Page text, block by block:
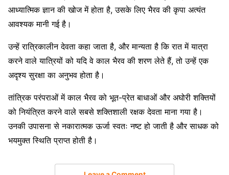
आध्यात्मिक ज्ञान की खोज में होता है, उसके लिए भैरव की कृपा अत्यंत
आवश्यक मानी गई है।
उन्हें रात्रिकालीन देवता कहा जाता है, और मान्यता है कि रात में यात्रा
करने वाले यात्रियों को यदि वे काल भैरव की शरण लेते हैं, तो उन्हें एक
अदृश्य सुरक्षा का अनुभव होता है।
तांत्रिक परंपराओं में काल भैरव को भूत-प्रेत बाधाओं और अघोरी शक्तियों
को नियंत्रित करने वाले सबसे शक्तिशाली रक्षक देवता माना गया है।
उनकी उपासना से नकारात्मक ऊर्जा स्वतः नष्ट हो जाती है और साधक को
भयमुक्त स्थिति प्राप्त होती है।